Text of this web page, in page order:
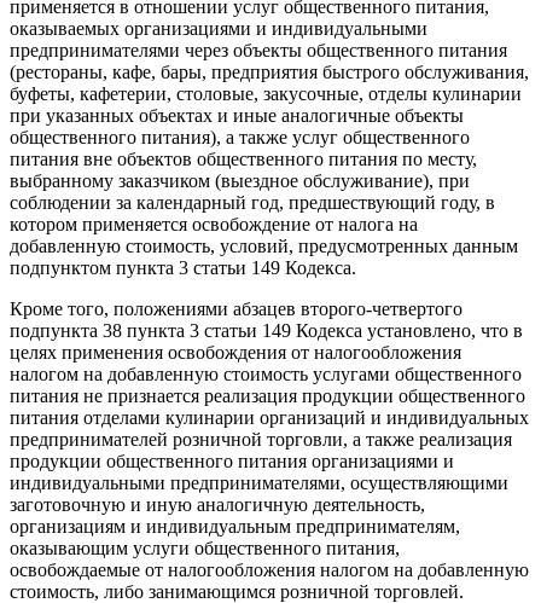
применяется в отношении услуг общественного питания,
оказываемых организациями и индивидуальными
предпринимателями через объекты общественного питания
(рестораны, кафе, бары, предприятия быстрого обслуживания,
буфеты, кафетерии, столовые, закусочные, отделы кулинарии
при указанных объектах и иные аналогичные объекты
общественного питания), а также услуг общественного
питания вне объектов общественного питания по месту,
выбранному заказчиком (выездное обслуживание), при
соблюдении за календарный год, предшествующий году, в
котором применяется освобождение от налога на
добавленную стоимость, условий, предусмотренных данным
подпунктом пункта 3 статьи 149 Кодекса.
Кроме того, положениями абзацев второго-четвертого
подпункта 38 пункта 3 статьи 149 Кодекса установлено, что в
целях применения освобождения от налогообложения
налогом на добавленную стоимость услугами общественного
питания не признается реализация продукции общественного
питания отделами кулинарии организаций и индивидуальных
предпринимателей розничной торговли, а также реализация
продукции общественного питания организациями и
индивидуальными предпринимателями, осуществляющими
заготовочную и иную аналогичную деятельность,
организациям и индивидуальным предпринимателям,
оказывающим услуги общественного питания,
освобождаемые от налогообложения налогом на добавленную
стоимость, либо занимающимся розничной торговлей.